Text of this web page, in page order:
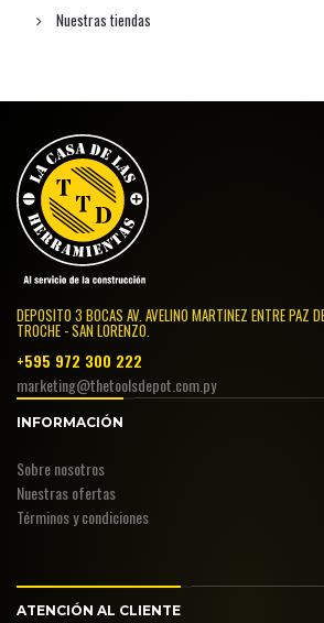
Nuestras tiendas
DEPOSITO 3 BOCAS AV. AVELINO MARTINEZ ENTRE PAZ
TROCHE - SAN LORENZO.
+595 972 300 222
marketing@thetoolsdepot.com.py
INFORMACIÓN
Sobre nosotros
Nuestras ofertas
Términos y condiciones
ATENCIÓN AL CLIENTE